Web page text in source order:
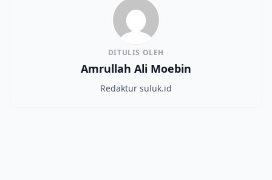
DITULIS OLEH
Amrullah Ali Moebin
Redaktur suluk.id